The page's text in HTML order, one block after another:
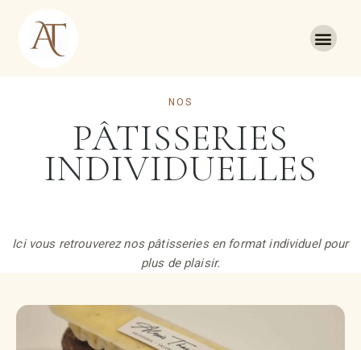
NOS
PÂTISSERIES
INDIVIDUELLES
Ici vous retrouverez nos pâtisseries en format individuel pour
plus de plaisir.